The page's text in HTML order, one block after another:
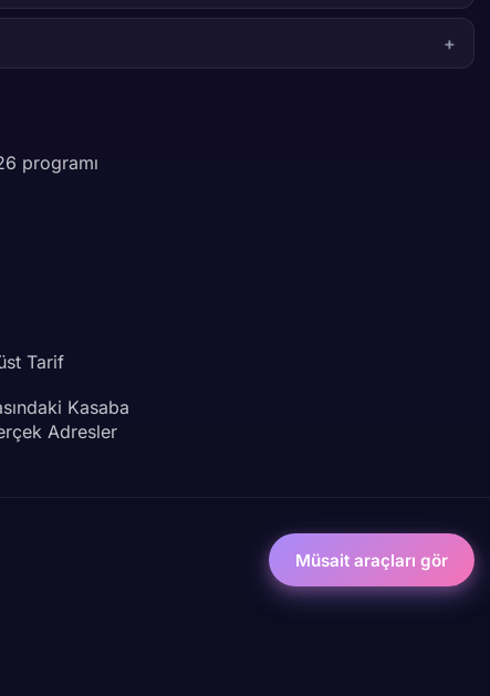
programı
Tarif
Kasaba
Adresler
Müsait araçları gör